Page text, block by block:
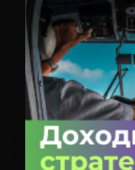
Главная Новости
Действии «Выплата
ПАО «Россети» ИНН
ISIN RU000A10ASB8)
(INTR) О